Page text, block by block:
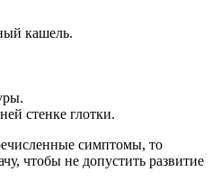
кашель.
стенке глотки.
симптомы, то
чтобы не допустить развитие